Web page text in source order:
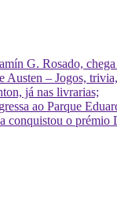
G. Rosado,
Austen – Jogos,
já nas livrarias;
ao Parque
conquistou o